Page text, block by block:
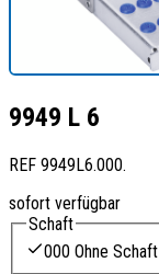
9949 L 6
REF 9949L6.000.
sofort verfügbar
Schaft
000 Ohne Schaft